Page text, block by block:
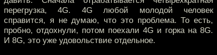
перегрузка, 4G. 4G любой молодой человек
справится, я не думаю, что это проблема. То есть,
пробно, отдохнули, потом поехали 4G и горка на 8G.
И 8G, это уже удовольствие отдельное.